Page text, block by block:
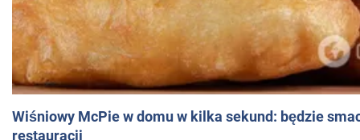
Wiśniowy McPie w domu w kilka sekund: będzie
restauracji